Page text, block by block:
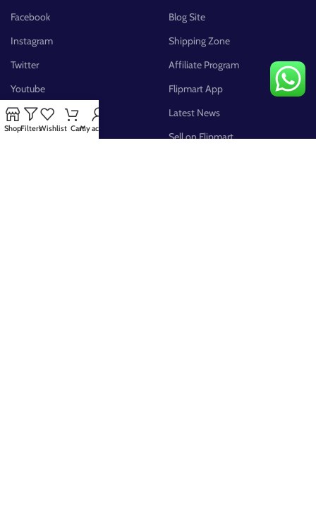
Facebook
Instagram
Twitter
Youtube
Pinterest
FB Group
Blog Site
Shipping Zone
Affiliate Program
Flipmart App
Latest News
Sell on Flipmart
ShopFiltersWishlist CartMy account